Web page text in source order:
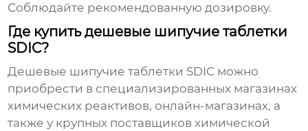
Соблюдайте рекомендованную дозировку.
Где купить дешевые шипучие таблетки
SDIC?
Дешевые шипучие таблетки SDIC можно
приобрести в специализированных магазинах
химических реактивов, онлайн-магазинах, а
также у крупных поставщиков химической